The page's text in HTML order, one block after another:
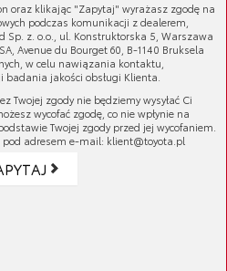
Format: A5. Ilość
papieru 70g/m2
TBMAY-G0012-00
oraz klikając "Zapytaj" wyrażasz zgodę na
podczas komunikacji z dealerem,
Sp. z. o.o., ul. Konstruktorska 5, Warszawa
Avenue du Bourget 60, B-1140 Bruksela
w celu nawiązania kontaktu,
jakości obsługi Klienta.
Twojej zgody nie będziemy wysyłać Ci
wycofać zgodę, co nie wpłynie na
Twojej zgody przed jej wycofaniem.
adresem e-mail: klient@toyota.pl